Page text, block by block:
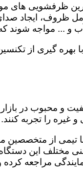
ظرفشویی های
ظروف، ایجاد
و ... مواجه شوند
بهره گیری از
و محبوب در
را تجربه
تیمی از متخصصین
مختلف این
مراجعه کرده